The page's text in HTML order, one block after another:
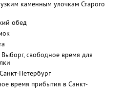
каменным улочкам Старого
обед
свободное время для
Петербург
время прибытия в Санкт-